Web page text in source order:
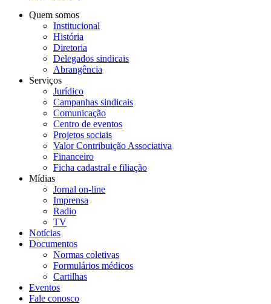
Quem somos
Institucional
História
Diretoria
Delegados sindicais
Abrangência
Serviços
Jurídico
Campanhas sindicais
Comunicação
Centro de eventos
Projetos sociais
Valor Contribuição Associativa
Financeiro
Ficha cadastral e filiação
Mídias
Jornal on-line
Imprensa
Radio
TV
Notícias
Documentos
Normas coletivas
Formulários médicos
Cartilhas
Eventos
Fale conosco